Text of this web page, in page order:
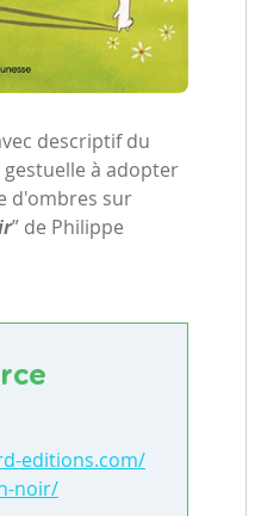
descriptif du
à adopter
d'ombres sur
” de Philippe
editions.com/
noir/